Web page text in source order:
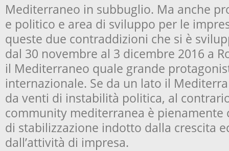
Mediterraneo in subbuglio. Ma anche
e politico e area di sviluppo per le
queste due contraddizioni che si è
dal 30 novembre al 3 dicembre 2016 a
il Mediterraneo quale grande
internazionale. Se da un lato il
da venti di instabilità politica, al
community mediterranea è pienamente
di stabilizzazione indotto dalla crescita
dall’attività di impresa.